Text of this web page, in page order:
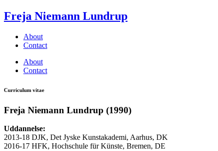
Freja Niemann Lundrup
About
Contact
About
Contact
Curriculum vitae
Freja Niemann Lundrup (1990)
Uddannelse:
2013-18 DJK, Det Jyske Kunstakademi, Aarhus, DK
2016-17 HFK, Hochschule für Künste, Bremen, DE